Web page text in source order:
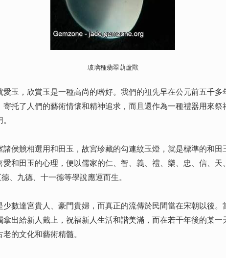
玻璃種翡翠葫蘆獸
，欣賞玉是一種高尚的嗜好。我們的祖先早在公元前五千多
托了人們的藝術情懷和精神追求，而且還作為一種禮器用來
競相選用和田玉，故宮珍藏的勾連紋玉燈，就是標準的和田
和田玉的心理，便以儒家的仁、智、義、禮、樂、忠、信、
、九德、十一德等學說應運而生。
達宮貴人、豪門貴婦，而真正的流傳於民間當在宋朝以後。
出給新人戴上，祝福新人生活和諧美滿，而在若干年後的某
的文化和藝術精髓。